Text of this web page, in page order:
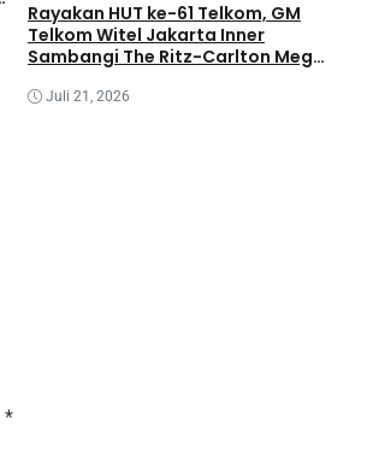
Rayakan HUT ke-61 Telkom, GM
Telkom Witel Jakarta Inner
Sambangi The Ritz-Carlton Mega
untuk Industri Hospitality
Juli 21, 2026
*